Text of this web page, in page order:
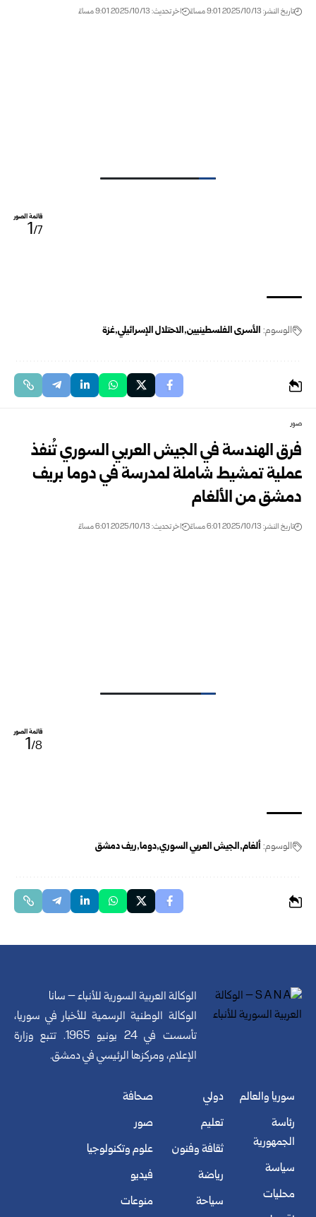
تاريخ النشر: 2025/10/13 9:01 مساءً اخر تحديث: 2025/10/13 9:01 مساءً
قائمة الصور
1/7
الوسوم: الأسرى الفلسطينيين الاحتلال الإسرائيلي غزة
صور
فرق الهندسة في الجيش العربي السوري تُنفذ
عملية تمشيط شاملة لمدرسة في دوما بريف
دمشق من الألغام
تاريخ النشر: 2025/10/13 6:01 مساءً اخر تحديث: 2025/10/13 6:01 مساءً
قائمة الصور
1/8
الوسوم:ألغام الجيش العربي السوري دوما ريف دمشق
الوكالة العربية السورية للأنباء – سانا
الوكالة الوطنية الرسمية للأخبار في سوريا،
تأسست في 24 يونيو 1965. تتبع وزارة
الإعلام، ومركزها الرئيسي في دمشق.
سوريا والعالم
رئاسة
الجمهورية
سياسة
محليات
دولي
تعليم
ثقافة وفنون
رياضة
سياحة
صحافة
صور
علوم وتكنولوجيا
فيديو
منوعات